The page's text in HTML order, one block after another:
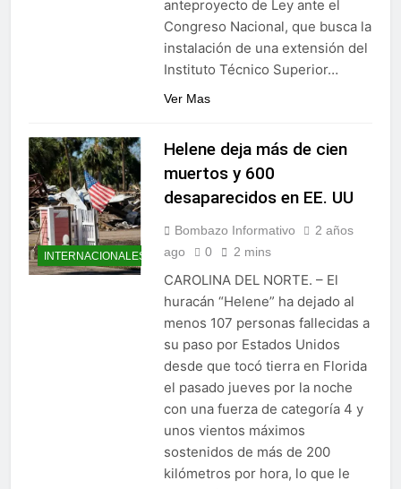
Juegos de Azar
Metro de SD amplía
horario por Juegos
Centroamericanos
5 Días Ago
anteproyecto de Ley ante el
Congreso Nacional, que busca la
instalación de una extensión del
Instituto Técnico Superior…
Ver Mas
INTERNACIONALES
Helene deja más de cien
muertos y 600
desaparecidos en EE. UU
Bombazo Informativo
2 años
ago
0 2 mins
CAROLINA DEL NORTE. – El
huracán “Helene” ha dejado al
menos 107 personas fallecidas a
su paso por Estados Unidos
desde que tocó tierra en Florida
el pasado jueves por la noche
con una fuerza de categoría 4 y
unos vientos máximos
sostenidos de más de 200
kilómetros por hora, lo que le